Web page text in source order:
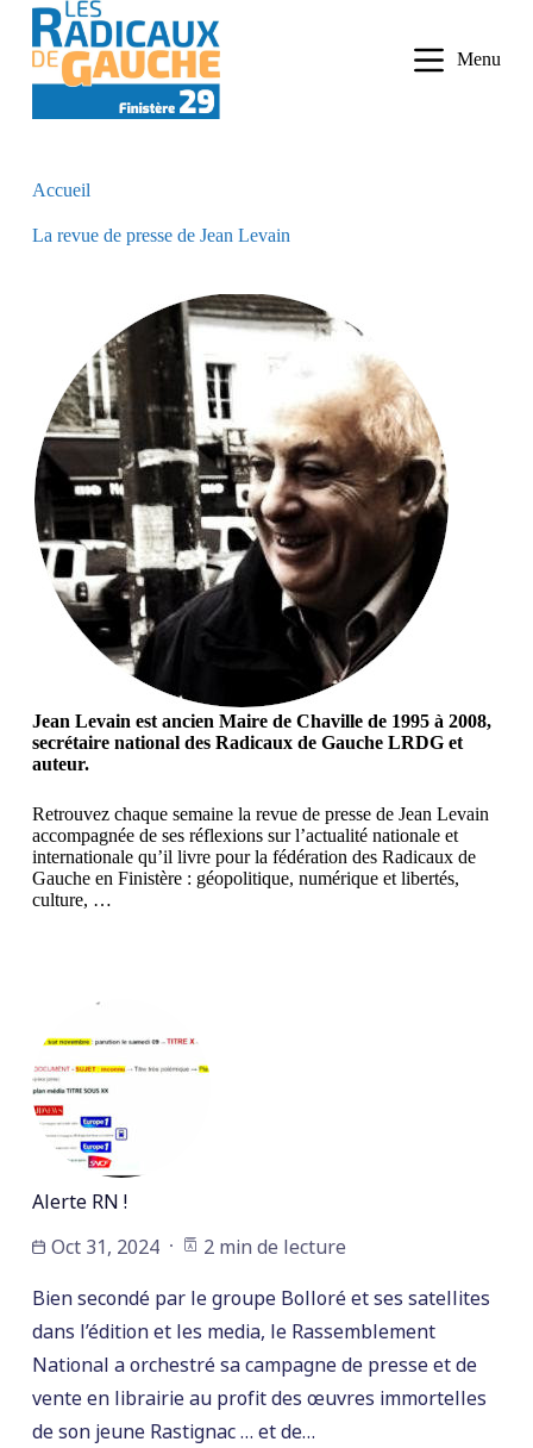
n
Menu
Accueil
La revue de presse de Jean Levain
Jean Levain est ancien Maire de Chaville de 1995 à 2008,
secrétaire national des Radicaux de Gauche LRDG et
auteur.
Retrouvez chaque semaine la revue de presse de Jean Levain
accompagnée de ses réflexions sur l’actualité nationale et
internationale qu’il livre pour la fédération des Radicaux de
Gauche en Finistère : géopolitique, numérique et libertés,
culture, …
Alerte RN !
Oct 31, 2024
2 min de lecture
Bien secondé par le groupe Bolloré et ses satellites
dans l’édition et les media, le Rassemblement
National a orchestré sa campagne de presse et de
vente en librairie au profit des œuvres immortelles
de son jeune Rastignac … et de…